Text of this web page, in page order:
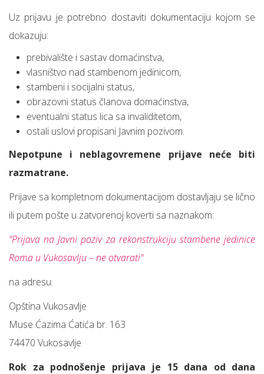
Uz prijavu je potrebno dostaviti dokumentaciju kojom se
dokazuju:
prebivalište i sastav domaćinstva,
vlasništvo nad stambenom jedinicom,
stambeni i socijalni status,
obrazovni status članova domaćinstva,
eventualni status lica sa invaliditetom,
ostali uslovi propisani Javnim pozivom.
Nepotpune i neblagovremene prijave neće biti
razmatrane.
Prijave sa kompletnom dokumentacijom dostavljaju se lično
ili putem pošte u zatvorenoj koverti sa naznakom:
"Prijava na Javni poziv za rekonstrukciju stambene jedinice
Roma u Vukosavlju – ne otvarati"
na adresu:
Opština Vukosavlje
Muse Ćazima Ćatića br. 163
74470 Vukosavlje
Rok za podnošenje prijava je 15 dana od dana